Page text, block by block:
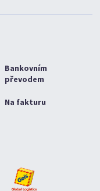
Bankovním
převodem
Na fakturu